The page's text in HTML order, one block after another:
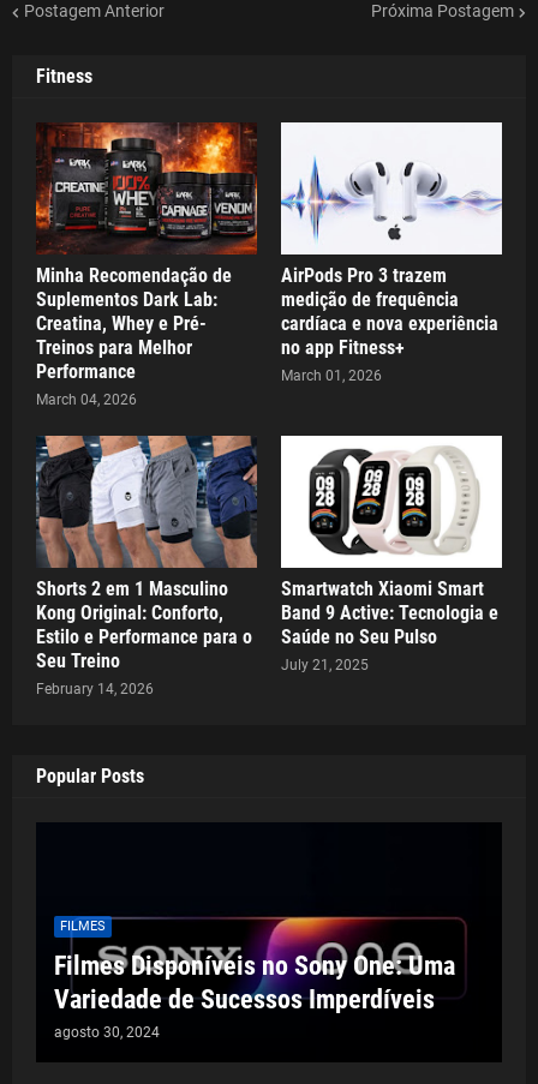
Postagem Anterior Próxima Postagem
Fitness
Minha Recomendação de
Suplementos Dark Lab:
Creatina, Whey e Pré-
Treinos para Melhor
Performance
March 04, 2026
AirPods Pro 3 trazem
medição de frequência
cardíaca e nova experiência
no app Fitness+
March 01, 2026
Shorts 2 em 1 Masculino
Kong Original: Conforto,
Estilo e Performance para o
Seu Treino
February 14, 2026
Smartwatch Xiaomi Smart
Band 9 Active: Tecnologia e
Saúde no Seu Pulso
July 21, 2025
Popular Posts
FILMES
Filmes Disponíveis no Sony One: Uma
Variedade de Sucessos Imperdíveis
agosto 30, 2024